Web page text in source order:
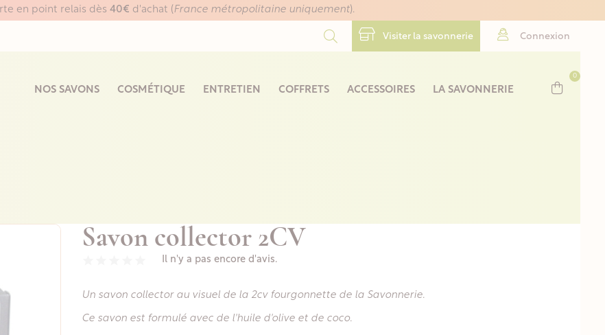
en point relais dès 40€ d'achat (France métropolitaine uniquement).
Visiter la savonnerie Connexion
NOS SAVONS COSMÉTIQUE ENTRETIEN COFFRETS ACCESSOIRES LA SAVONNERIE
0
Savon collector 2CV
Il n'y a pas encore d'avis.
Un savon collector au visuel de la 2cv fourgonnette de la Savonnerie.
Ce savon est formulé avec de l'huile d'olive et de coco.